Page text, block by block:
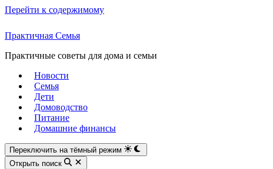
Перейти к содержимому
Практичная Семья
Практичные советы для дома и семьи
Новости
Семья
Дети
Домоводство
Питание
Домашние финансы
Переключить на тёмный режим
Открыть поиск